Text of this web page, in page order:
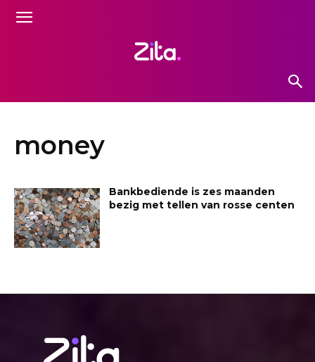
money
Bankbediende is zes maanden
bezig met tellen van rosse centen